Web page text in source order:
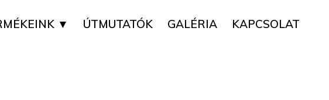
▼ ÚTMUTATÓK GALÉRIA KAPCSOLAT